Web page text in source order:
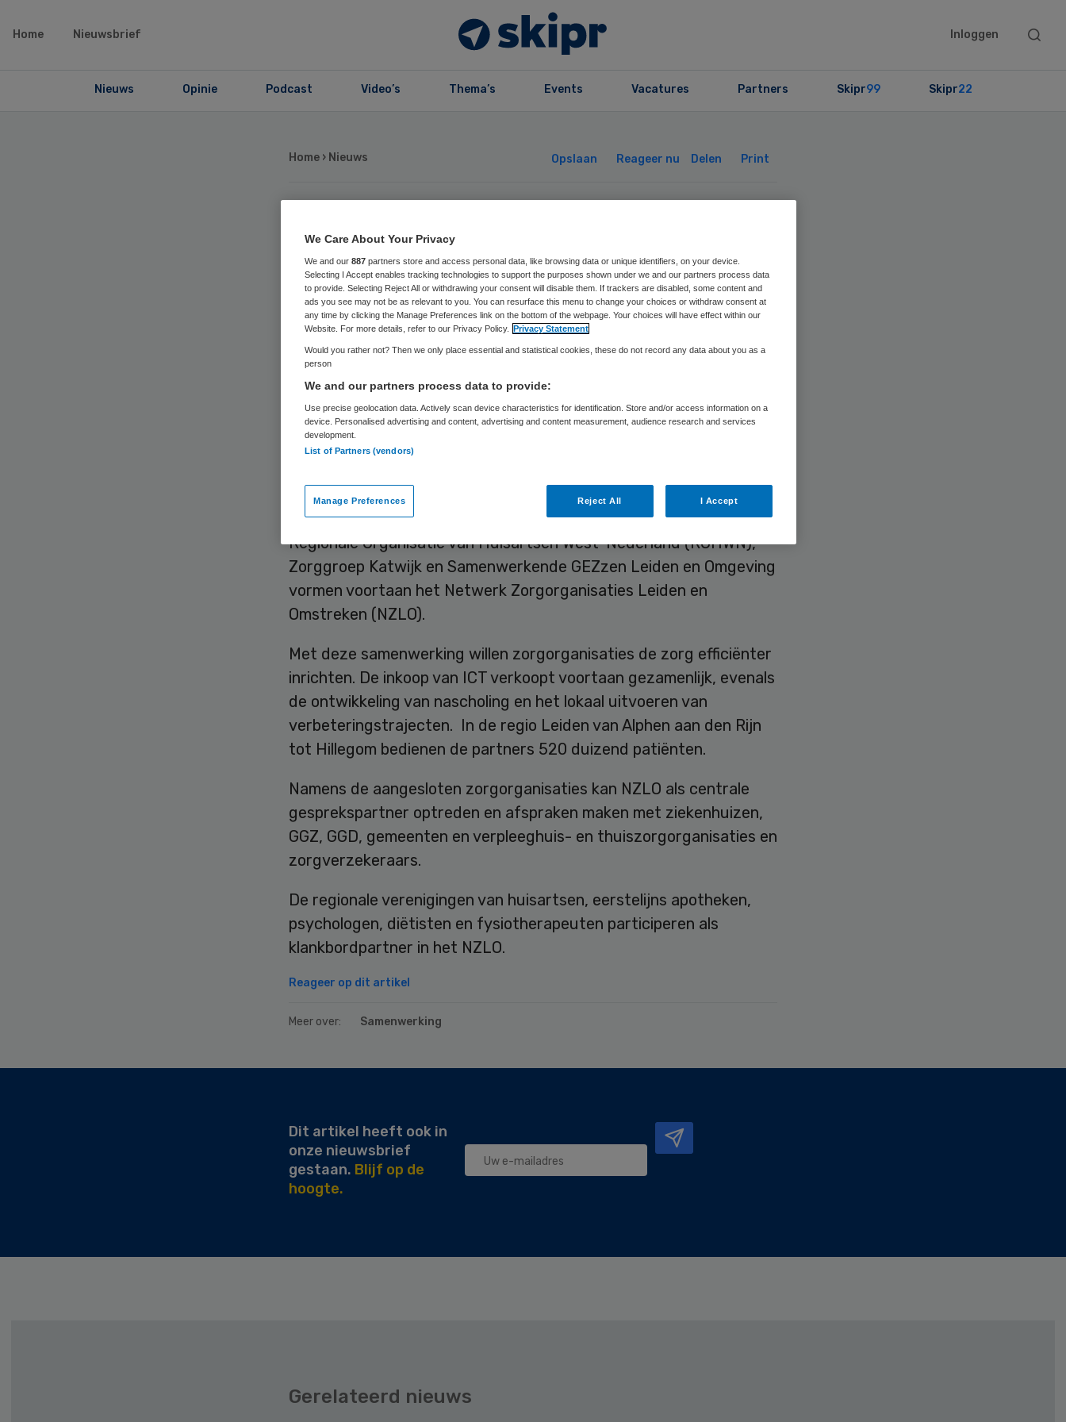
Home Nieuwsbrief Inloggen
Search
Nieuws Opinie Podcast Video’s Thema’s Events Vacatures Partners Skipr99 Skipr22
Home › Nieuws Opslaan Reageer nu Delen Print
Eerstelijns
organisaties Zuid-
Holland Noord
bundelen krachten
Skipr Redactie
De eerstelijns zorgorganisaties Rijncoepel, Alphen op één Lijn,
Regionale Organisatie van Huisartsen West-Nederland (ROHWN),
Zorggroep Katwijk en Samenwerkende GEZzen Leiden en Omgeving
vormen voortaan het Netwerk Zorgorganisaties Leiden en
Omstreken (NZLO).
Met deze samenwerking willen zorgorganisaties de zorg efficiënter
inrichten. De inkoop van ICT verkoopt voortaan gezamenlijk, evenals
de ontwikkeling van nascholing en het lokaal uitvoeren van
verbeteringstrajecten. In de regio Leiden van Alphen aan den Rijn
tot Hillegom bedienen de partners 520 duizend patiënten.
Namens de aangesloten zorgorganisaties kan NZLO als centrale
gesprekspartner optreden en afspraken maken met ziekenhuizen,
GGZ, GGD, gemeenten en verpleeghuis- en thuiszorgorganisaties en
zorgverzekeraars.
De regionale verenigingen van huisartsen, eerstelijns apotheken,
psychologen, diëtisten en fysiotherapeuten participeren als
klankbordpartner in het NZLO.
Reageer op dit artikel
Meer over: Samenwerking
Dit artikel heeft ook in
onze nieuwsbrief
gestaan. Blijf op de
hoogte.
Gerelateerd nieuws
We Care About Your Privacy
We and our 887 partners store and access personal data, like browsing data or unique identifiers, on your device.
Selecting I Accept enables tracking technologies to support the purposes shown under we and our partners process data
to provide. Selecting Reject All or withdrawing your consent will disable them. If trackers are disabled, some content and
ads you see may not be as relevant to you. You can resurface this menu to change your choices or withdraw consent at
any time by clicking the Manage Preferences link on the bottom of the webpage. Your choices will have effect within our
Website. For more details, refer to our Privacy Policy.
Privacy Statement
Would you rather not? Then we only place essential and statistical cookies, these do not record any data about you as a
person
We and our partners process data to provide:
Use precise geolocation data. Actively scan device characteristics for identification. Store and/or access information on a
device. Personalised advertising and content, advertising and content measurement, audience research and services
development.
List of Partners (vendors)
Manage Preferences Reject All I Accept